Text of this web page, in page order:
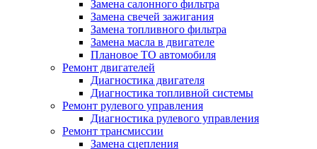
Замена салонного фильтра
Замена свечей зажигания
Замена топливного фильтра
Замена масла в двигателе
Плановое ТО автомобиля
Ремонт двигателей
Диагностика двигателя
Диагностика топливной системы
Ремонт рулевого управления
Диагностика рулевого управления
Ремонт трансмиссии
Замена сцепления